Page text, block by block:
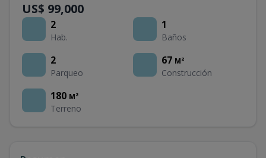
US$ 99,000
2
Hab.
1
Baños
2
Parqueo
67 M²
Construcción
180 M²
Terreno